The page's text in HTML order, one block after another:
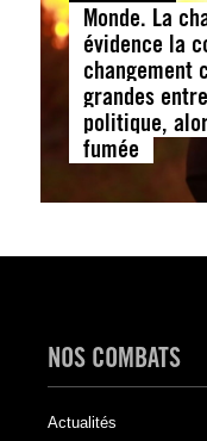
Monde. La
évidence la
changement
grandes
politique,
fumée
NOS COMBATS
Actualités